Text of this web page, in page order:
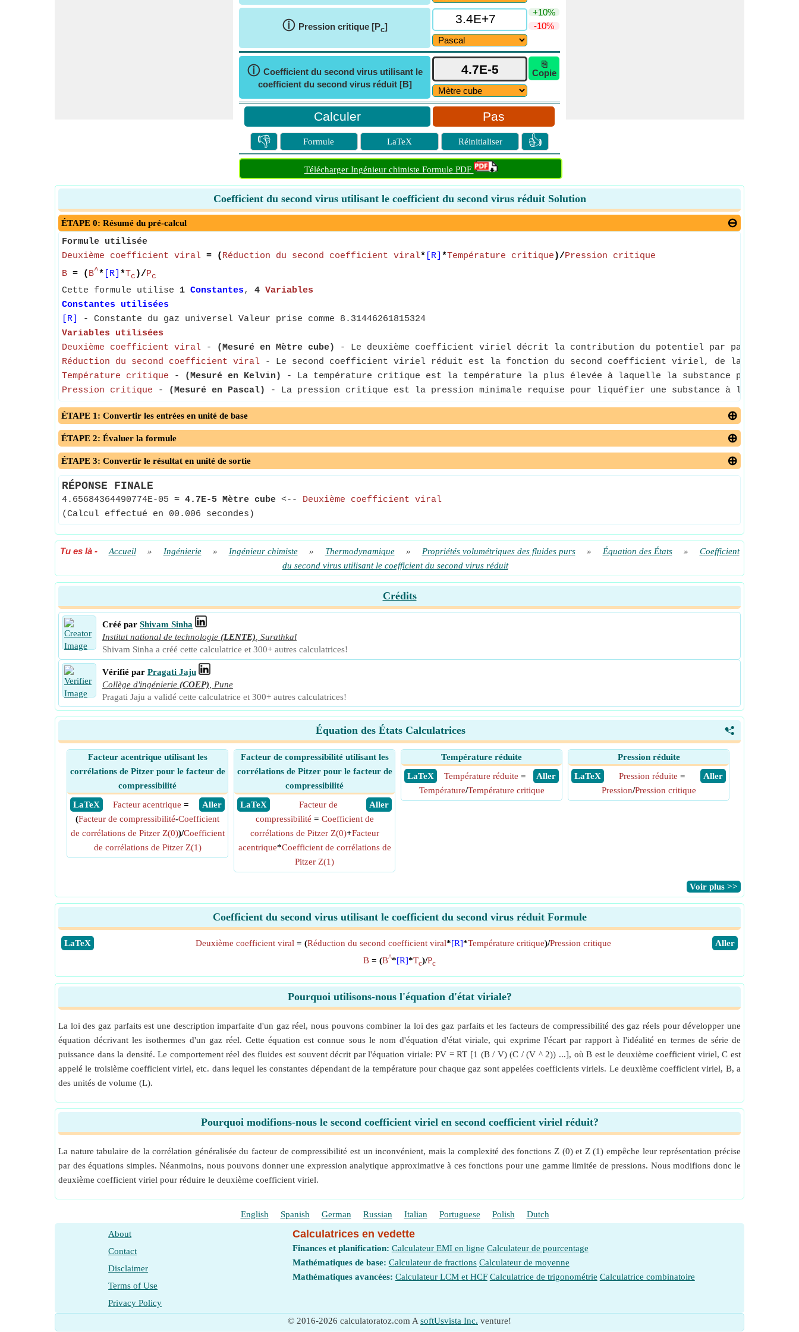
ⓘ Pression critique [Pc]
+10%
-10%
ⓘ Coefficient du second virus utilisant le
coefficient du second virus réduit [B]
⎘
Copie
Pas
👎 Formule LaTeX Réinitialiser 👍
Télécharger Ingénieur chimiste Formule PDF
Coefficient du second virus utilisant le coefficient du second virus réduit Solution
ÉTAPE 0: Résumé du pré-calcul
Formule utilisée
Deuxième coefficient viral = ( Réduction du second coefficient viral* [R] *Température critique )/Pression critique
B = ( B^* [R] *Tc )/Pc
Cette formule utilise 1 Constantes, 4 Variables
Constantes utilisées
[R]
- Constante du gaz universel Valeur prise comme 8.31446261815324
Variables utilisées
Deuxième coefficient viral - (Mesuré en Mètre cube)
- Le deuxième coefficient viriel décrit la contribution du potentiel par paire à la
Réduction du second coefficient viral - Le second coefficient viriel réduit est la fonction du second coefficient viriel, de la
Température critique - (Mesuré en Kelvin)
- La température critique est la température la plus élevée à laquelle la substance peut
Pression critique - (Mesuré en Pascal) - La pression critique est la pression minimale requise pour liquéfier une substance à la
ÉTAPE 1: Convertir les entrées en unité de base
ÉTAPE 2: Évaluer la formule
ÉTAPE 3: Convertir le résultat en unité de sortie
RÉPONSE FINALE
4.65684364490774E-05 ≈ 4.7E-5 Mètre cube <-- Deuxième coefficient viral
(Calcul effectué en 00.006 secondes)
Tu es là- Accueil » Ingénierie » Ingénieur chimiste » Thermodynamique » Propriétés volumétriques des fluides purs » Équation des États »
Coefficient
du second virus utilisant le coefficient du second virus réduit
Crédits
Créé par Shivam Sinha
Institut national de technologie (LENTE) Surathkal
Shivam Sinha a créé cette calculatrice et 300+ autres calculatrices!
Vérifié par Pragati Jaju
Collège d'ingénierie (COEP)
Pune
Pragati Jaju a validé cette calculatrice et 300+ autres calculatrices!
<
Équation des États Calculatrices
Facteur acentrique utilisant les
corrélations de Pitzer pour le facteur de
compressibilité
​ LaTeX
​ Aller
Facteur acentrique =
(Facteur de compressibilité-Coefficient
de corrélations de Pitzer Z(0))/Coefficient
de corrélations de Pitzer Z(1)
Facteur de compressibilité utilisant les
corrélations de Pitzer pour le facteur de
compressibilité
​ LaTeX
​ Aller
Facteur de
compressibilité = Coefficient de
corrélations de Pitzer Z(0)+Facteur
acentrique*Coefficient de corrélations de
Pitzer Z(1)
Température réduite
​ LaTeX
​ Aller
Température réduite =
Température/Température critique
Pression réduite
​ LaTeX
​ Aller
Pression réduite =
Pression/Pression critique
​Voir plus >>
Coefficient du second virus utilisant le coefficient du second virus réduit Formule
​LaTeX ​Aller
Deuxième coefficient viral = (Réduction du second coefficient viral*[R]*Température critique)/Pression critique
B = (B^*[R]*Tc)/Pc
Pourquoi utilisons-nous l'équation d'état viriale?
La loi des gaz parfaits est une description imparfaite d'un gaz réel, nous pouvons combiner la loi des gaz parfaits et les facteurs de compressibilité des gaz réels pour développer une
équation décrivant les isothermes d'un gaz réel. Cette équation est connue sous le nom d'équation d'état viriale, qui exprime l'écart par rapport à l'idéalité en termes de série de
puissance dans la densité. Le comportement réel des fluides est souvent décrit par l'équation viriale: PV = RT [1 (B / V) (C / (V ^ 2)) ...], où B est le deuxième coefficient viriel, C est
appelé le troisième coefficient viriel, etc. dans lequel les constantes dépendant de la température pour chaque gaz sont appelées coefficients viriels. Le deuxième coefficient viriel, B, a
des unités de volume (L).
Pourquoi modifions-nous le second coefficient viriel en second coefficient viriel réduit?
La nature tabulaire de la corrélation généralisée du facteur de compressibilité est un inconvénient, mais la complexité des fonctions Z (0) et Z (1) empêche leur représentation précise
par des équations simples. Néanmoins, nous pouvons donner une expression analytique approximative à ces fonctions pour une gamme limitée de pressions. Nous modifions donc le
deuxième coefficient viriel pour réduire le deuxième coefficient viriel.
English Spanish German Russian Italian Portuguese Polish Dutch
About
Contact
Disclaimer
Terms of Use
Privacy Policy
Calculatrices en vedette
Finances et planification: Calculateur EMI en ligne Calculateur de pourcentage
Mathématiques de base: Calculateur de fractions Calculateur de moyenne
Mathématiques avancées: Calculateur LCM et HCF Calculatrice de trigonométrie Calculatrice combinatoire
© 2016-2026 calculatoratoz.com A softUsvista Inc. venture!